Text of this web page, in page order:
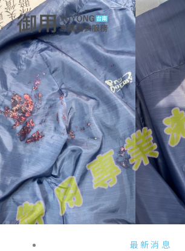
跳
至
主
要
內
容
最新消息